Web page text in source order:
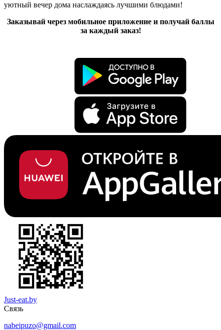
уютный вечер дома наслаждаясь лучшими блюдами!
Заказывай через мобильное приложение и получай баллы
за каждый заказ!
Just-eat.by
Связь
nabeipuzo@gmail.com